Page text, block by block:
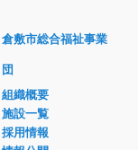
倉敷市総合福祉事業
団
組織概要
施設一覧
採用情報